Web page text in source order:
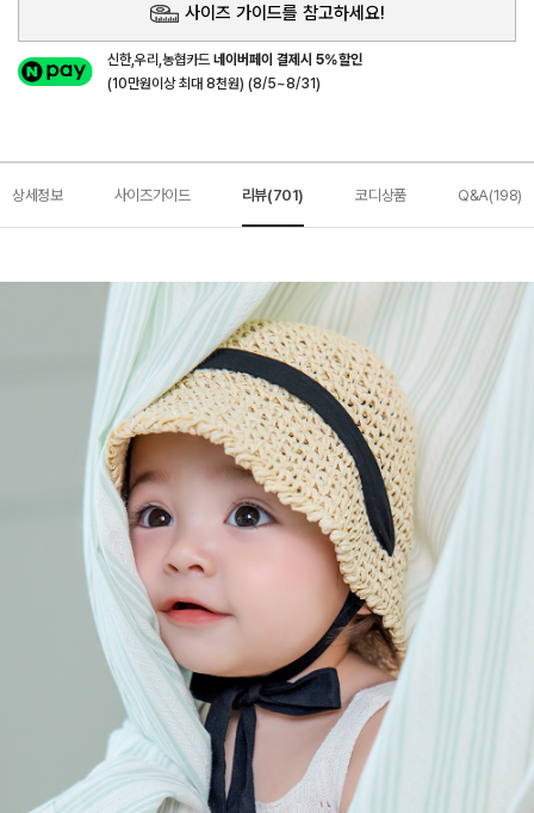
사이즈 가이드를 참고하세요!
신한,우리,농협카드네이버페이 결제시 5%할인
(10만원이상 최대 8천원) (8/5~8/31)
상세정보 사이즈가이드 리뷰(701) 코디상품 Q&A(198)